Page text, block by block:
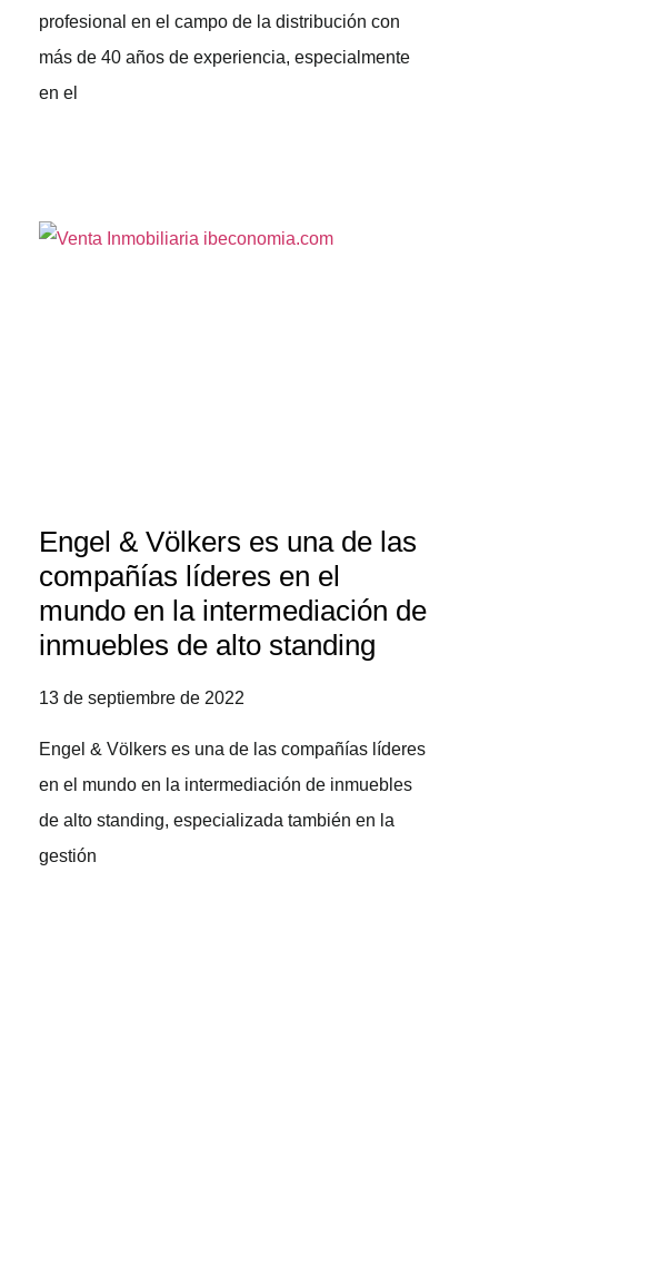
profesional en el campo de la distribución con
más de 40 años de experiencia, especialmente
en el
Engel & Völkers es una de las
compañías líderes en el
mundo en la intermediación de
inmuebles de alto standing
13 de septiembre de 2022
Engel & Völkers es una de las compañías líderes
en el mundo en la intermediación de inmuebles
de alto standing, especializada también en la
gestión